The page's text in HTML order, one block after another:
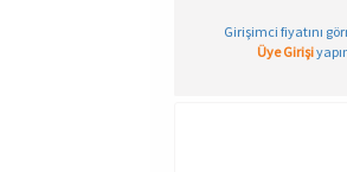
Girişimci fiyatını
Üye Girişi